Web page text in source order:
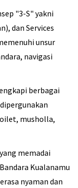
"3-S" yakni
dan Services
unsur
navigasi
berbagai
musholla,
memadai
Kualanamu
nyaman dan